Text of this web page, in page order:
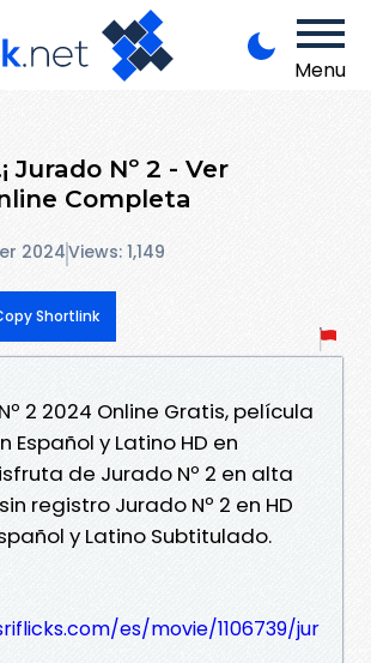
Menu
Jurado Nº 2 - Ver
Completa
2024Views: 1,149
Shortlink
2 2024 Online Gratis, película
Español y Latino HD en
de Jurado Nº 2 en alta
registro Jurado Nº 2 en HD
y Latino Subtitulado.
es/movie/1106739/jur